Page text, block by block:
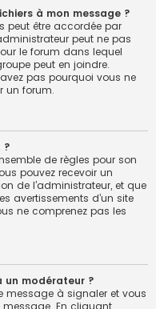
à mon message ?
peut être accordée par
peut ne pas
le forum dans lequel
peut en joindre.
pas pourquoi vous ne
un forum.
?
de règles pour son
pouvez recevoir un
de l’administrateur, et que
avertissements d’un site
ne comprenez pas les
un modérateur ?
message à signaler et vous
message. En cliquant